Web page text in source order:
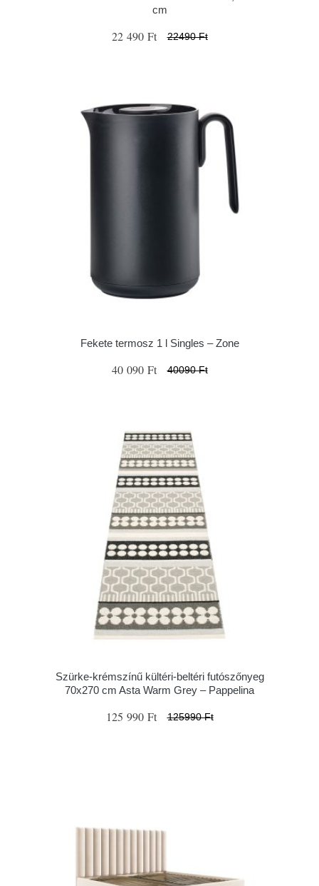
cm
22 490 Ft 22490 Ft
Fekete termosz 1 l Singles – Zone
40 090 Ft 40090 Ft
Szürke-krémszínű kültéri-beltéri futószőnyeg
70x270 cm Asta Warm Grey – Pappelina
125 990 Ft 125990 Ft